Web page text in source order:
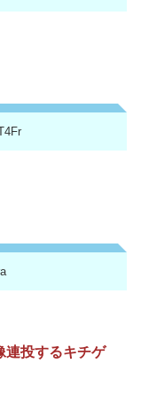
連投するキチゲ